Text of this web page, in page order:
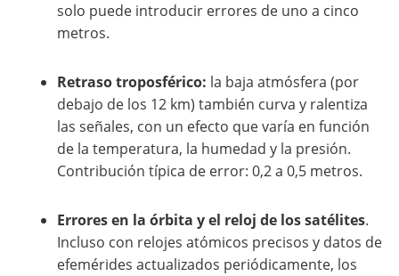
solo puede introducir errores de uno a cinco
metros.
Retraso troposférico: la baja atmósfera (por
debajo de los 12 km) también curva y ralentiza
las señales, con un efecto que varía en función
de la temperatura, la humedad y la presión.
Contribución típica de error: 0,2 a 0,5 metros.
Errores en la órbita y el reloj de los satélites.
Incluso con relojes atómicos precisos y datos de
efemérides actualizados periódicamente, los